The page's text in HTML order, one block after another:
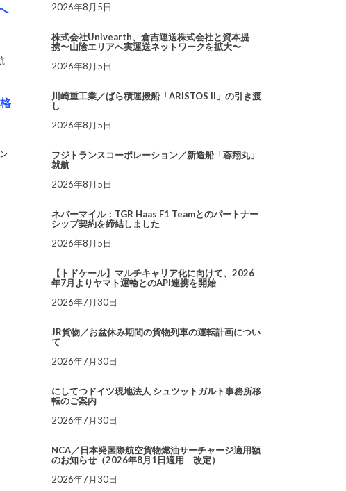
2026年8月5日
株式会社Univearth、倉吉運送株式会社と資本提
携〜山陰エリアへ実運送ネットワークを拡大〜
2026年8月5日
川崎重工業／ばら積運搬船「ARISTOS II」の引き渡
し
2026年8月5日
フジトランスコーポレーション／新造船「蓉翔丸」
就航
2026年8月5日
ネバーマイル：TGR Haas F1 Teamとのパートナー
シップ契約を締結しました
2026年8月5日
【トドケール】マルチキャリア化に向けて、2026
年7月よりヤマト運輸とのAPI連携を開始
2026年7月30日
JR貨物／お盆休み期間の貨物列車の運転計画につい
て
2026年7月30日
にしてつドイツ現地法人 シュツットガルト事務所移
転のご案内
2026年7月30日
NCA／日本発国際航空貨物燃油サーチャージ適用額
のお知らせ（2026年8月1日適用 改定）
2026年7月30日